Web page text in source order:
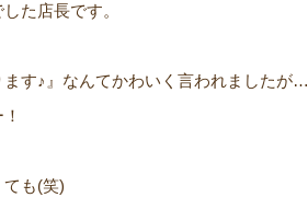
た店長です。
す♪』なんてかわいく言われましたが…
も(笑)